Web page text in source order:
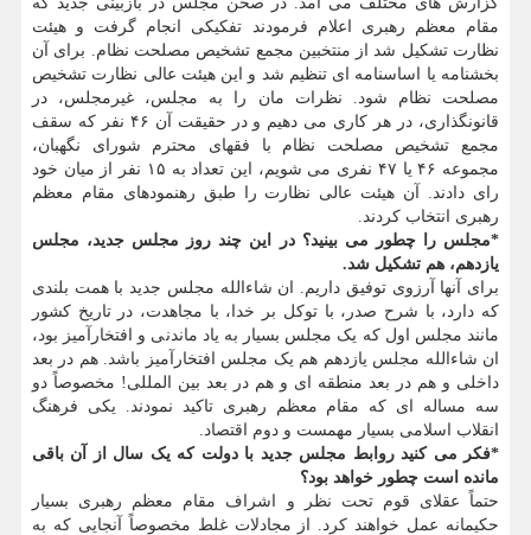
مقام معظم رهبری اعلام فرمودند تفکیکی انجام گرفت و هیئت
نظارت تشکیل شد از منتخبین مجمع تشخیص مصلحت نظام. برای آن
بخشنامه یا اساسنامه ای تنظیم شد و این هیئت عالی نظارت تشخیص
مصلحت نظام شود. نظرات مان را به مجلس، غیرمجلس، در
قانونگذاری، در هر کاری می دهیم و در حقیقت آن ۴۶ نفر که سقف
مجمع تشخیص مصلحت نظام با فقهای محترم شورای نگهبان،
مجموعه ۴۶ یا ۴۷ نفری می شویم، این تعداد به ۱۵ نفر از میان خود
رای دادند. آن هیئت عالی نظارت را طبق رهنمودهای مقام معظم
رهبری انتخاب کردند.
*مجلس را چطور می بینید؟ در این چند روز مجلس جدید، مجلس
یازدهم، هم تشکیل شد.
برای آنها آرزوی توفیق داریم. ان شاءالله مجلس جدید با همت بلندی
که دارد، با شرح صدر، با توکل بر خدا، با مجاهدت، در تاریخ کشور
مانند مجلس اول که یک مجلس بسیار به یاد ماندنی و افتخارآمیز بود،
ان شاءالله مجلس یازدهم هم یک مجلس افتخارآمیز باشد. هم در بعد
داخلی و هم در بعد منطقه ای و هم در بعد بین المللی! مخصوصاً دو
سه مساله ای که مقام معظم رهبری تاکید نمودند. یکی فرهنگ
انقلاب اسلامی بسیار مهمست و دوم اقتصاد.
*فکر می کنید روابط مجلس جدید با دولت که یک سال از آن باقی
مانده است چطور خواهد بود؟
حتماً عقلای قوم تحت نظر و اشراف مقام معظم رهبری بسیار
حکیمانه عمل خواهند کرد. از مجادلات غلط مخصوصاً آنجایی که به